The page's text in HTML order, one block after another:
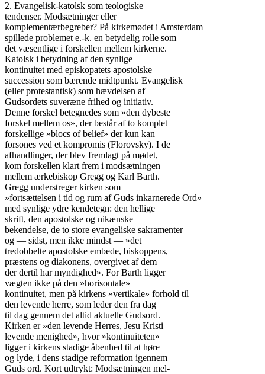
2. Evangelisk-katolsk som teologiske
tendenser. Modsætninger eller
komplementærbegreber? På kirkemødet i Amsterdam
spillede problemet e.-k. en betydelig rolle som
det væsentlige i forskellen mellem kirkerne.
Katolsk i betydning af den synlige
kontinuitet med episkopatets apostolske
succession som bærende midtpunkt. Evangelisk
(eller protestantisk) som hævdelsen af
Gudsordets suveræne frihed og initiativ.
Denne forskel betegnedes som »den dybeste
forskel mellem os», der består af to komplet
forskellige »blocs of belief» der kun kan
forsones ved et kompromis (Florovsky). I de
afhandlinger, der blev fremlagt på mødet,
kom forskellen klart frem i modsætningen
mellem ærkebiskop Gregg og Karl Barth.
Gregg understreger kirken som
»fortsættelsen i tid og rum af Guds inkarnerede Ord»
med synlige ydre kendetegn: den hellige
skrift, den apostolske og nikænske
bekendelse, de to store evangeliske sakramenter
og — sidst, men ikke mindst — »det
tredobbelte apostolske embede, biskoppens,
præstens og diakonens, overgivet af dem
der dertil har myndighed». For Barth ligger
vægten ikke på den »horisontale»
kontinuitet, men på kirkens »vertikale» forhold til
den levende herre, som leder den fra dag
til dag gennem det altid aktuelle Gudsord.
Kirken er »den levende Herres, Jesu Kristi
levende menighed», hvor »kontinuiteten»
ligger i kirkens stadige åbenhed til at høre
og lyde, i dens stadige reformation igennem
Guds ord. Kort udtrykt: Modsætningen mel-